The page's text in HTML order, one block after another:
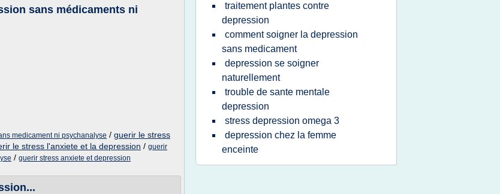
sans médicaments ni
medicament ni psychanalyse / guerir le stress
le stress l'anxiete et la depression / guerir
/ guerir stress anxiete et depression
traitement plantes contre
depression
comment soigner la depression
sans medicament
depression se soigner
naturellement
trouble de sante mentale
depression
stress depression omega 3
depression chez la femme
enceinte